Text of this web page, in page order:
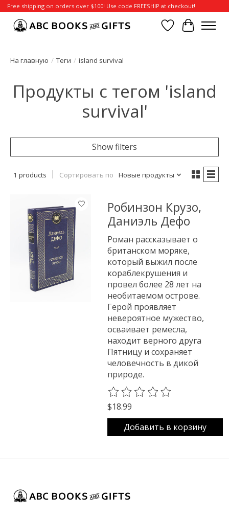
Free shipping on orders over $100! Use code FREESHIP at checkout!
Отложенные
Корзина
На главную / Теги / island survival
Продукты с тегом 'island
survival'
Show filters
1 products Сортировать по Новые продукты
Робинзон Крузо,
Даниэль Дефо
Роман рассказывает о
британском моряке,
который выжил после
кораблекрушения и
провел более 28 лет на
необитаемом острове.
Герой проявляет
невероятное мужество,
осваивает ремесла,
находит верного друга
Пятницу и сохраняет
человечность в дикой
природе.
The rating of this product is
$18.99
Добавить в корзину